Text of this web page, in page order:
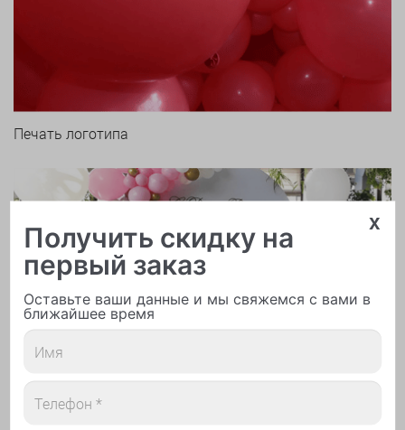
Печать логотипа
Арки и гирлянды из шаров
x
Получить скидку на
первый заказ
Оставьте ваши данные и мы свяжемся с вами в
ближайшее время